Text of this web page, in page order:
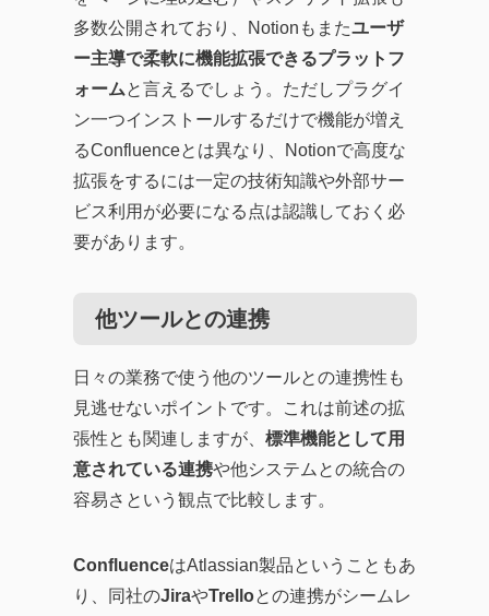
多数公開されており、Notionもまたユーザ
ー主導で柔軟に機能拡張できるプラットフ
ォームと言えるでしょう。ただしプラグイ
ン一つインストールするだけで機能が増え
るConfluenceとは異なり、Notionで高度な
拡張をするには一定の技術知識や外部サー
ビス利用が必要になる点は認識しておく必
要があります。
他ツールとの連携
日々の業務で使う他のツールとの連携性も
見逃せないポイントです。これは前述の拡
張性とも関連しますが、 標準機能として用
意されている連携や他システムとの統合の
容易さという観点で比較します。
ConfluenceはAtlassian製品ということもあ
り、同社のJiraやTrelloとの連携がシームレ